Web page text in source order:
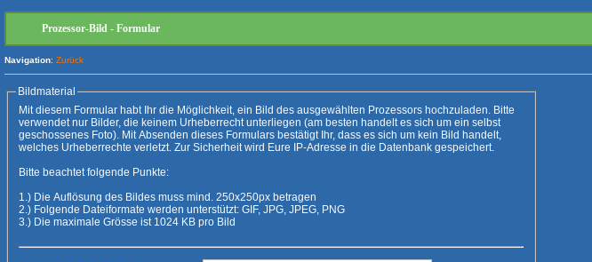
Prozessor-Bild - Formular
Navigation: Zurück
Bildmaterial
Mit diesem Formular habt Ihr die Möglichkeit, ein Bild des ausgewählten Prozessors hochzuladen. Bitte
verwendet nur Bilder, die keinem Urheberrecht unterliegen (am besten handelt es sich um ein selbst
geschossenes Foto). Mit Absenden dieses Formulars bestätigt Ihr, dass es sich um kein Bild handelt,
welches Urheberrechte verletzt. Zur Sicherheit wird Eure IP-Adresse in die Datenbank gespeichert.
Bitte beachtet folgende Punkte:
1.) Die Auflösung des Bildes muss mind. 250x250px betragen
2.) Folgende Dateiformate werden unterstützt: GIF, JPG, JPEG, PNG
3.) Die maximale Grösse ist 1024 KB pro Bild